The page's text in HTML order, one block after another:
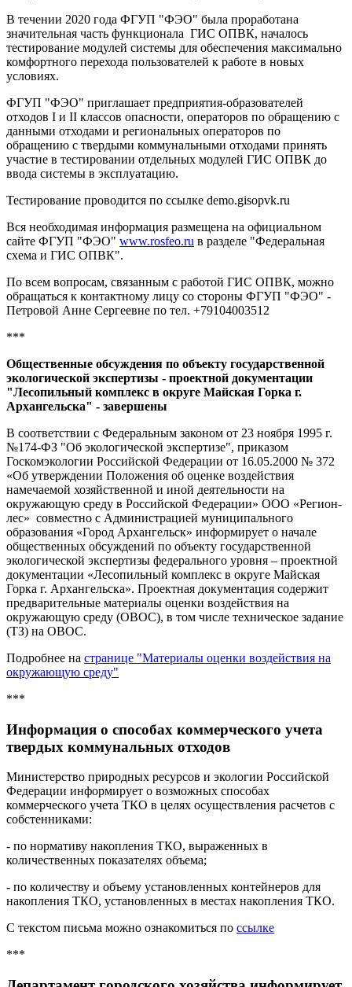
В течении 2020 года ФГУП "ФЭО" была проработана
значительная часть функционала ГИС ОПВК, началось
тестирование модулей системы для обеспечения максимально
комфортного перехода пользователей к работе в новых
условиях.
ФГУП "ФЭО" приглашает предприятия-образователей
отходов I и II классов опасности, операторов по обращению с
данными отходами и региональных операторов по
обращению с твердыми коммунальными отходами принять
участие в тестировании отдельных модулей ГИС ОПВК до
ввода системы в эксплуатацию.
Тестирование проводится по ссылке demo.gisopvk.ru
Вся необходимая информация размещена на официальном
сайте ФГУП "ФЭО" www.rosfeo.ru в разделе "Федеральная
схема и ГИС ОПВК".
По всем вопросам, связанным с работой ГИС ОПВК, можно
обращаться к контактному лицу со стороны ФГУП "ФЭО" -
Петровой Анне Сергеевне по тел. +79104003512
***
Общественные обсуждения по объекту государственной
экологической экспертизы - проектной документации
"Лесопильный комплекс в округе Майская Горка г.
Архангельска" - завершены
В соответствии с Федеральным законом от 23 ноября 1995 г.
№174-ФЗ "Об экологической экспертизе", приказом
Госкомэкологии Российской Федерации от 16.05.2000 № 372
«Об утверждении Положения об оценке воздействия
намечаемой хозяйственной и иной деятельности на
окружающую среду в Российской Федерации» ООО «Регион-
лес» совместно с Администрацией муниципального
образования «Город Архангельск» информирует о начале
общественных обсуждений по объекту государственной
экологической экспертизы федерального уровня – проектной
документации «Лесопильный комплекс в округе Майская
Горка г. Архангельска». Проектная документация содержит
предварительные материалы оценки воздействия на
окружающую среду (ОВОС), в том числе техническое задание
(ТЗ) на ОВОС.
Подробнее на странице "Материалы оценки воздействия на
окружающую среду"
***
Информация о способах коммерческого учета
твердых коммунальных отходов
Министерство природных ресурсов и экологии Российской
Федерации информирует о возможных способах
коммерческого учета ТКО в целях осуществления расчетов с
собстенниками:
- по нормативу накопления ТКО, выраженных в
количественных показателях объема;
- по количеству и объему установленных контейнеров для
накопления ТКО, установленных в местах накопления ТКО.
С текстом письма можно ознакомиться по ссылке
***